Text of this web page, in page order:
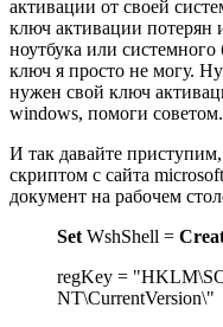
активации от своей
ключ активации потерян
ноутбука или системного
ключ я просто не могу.
нужен свой ключ
windows, помоги советом.
И так давайте
скриптом с сайта microsoft
документ на рабочем
Set WshShell =
regKey =
NT\CurrentVersion\"